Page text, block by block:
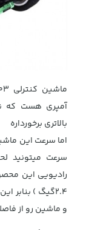
آمپری هست که
بالاتری برخورداره
سرعت میتونید
رادیویی این
2.4گیگ ) بنابر
و ماشین رو از